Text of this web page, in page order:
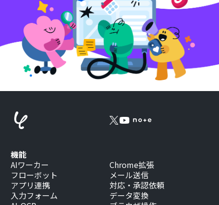
機能
AIワーカー
フローボット
アプリ連携
入力フォーム
Chrome拡張
メール送信
対応・承認依頼
データ変換